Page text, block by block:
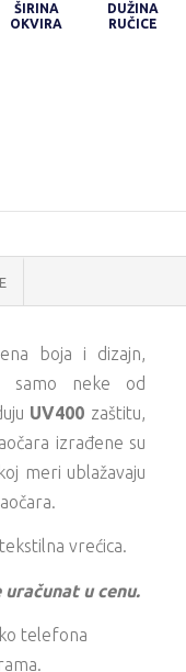
ŠIRINA
OKVIRA
DUŽINA
RUČICE
boja i dizajn,
samo neke od
UV400 zaštitu,
izrađene su
meri ublažavaju
vrećica.
u cenu.
telefona